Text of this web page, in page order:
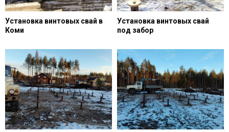
Установка винтовых свай в
Коми
Установка винтовых свай
под забор